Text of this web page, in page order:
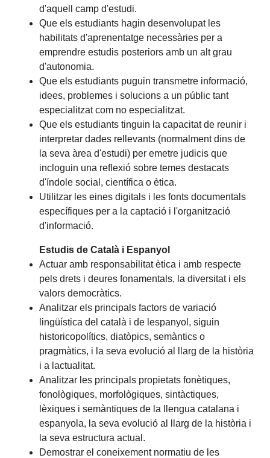
d'aquell camp d'estudi.
Que els estudiants hagin desenvolupat les
habilitats d'aprenentatge necessàries per a
emprendre estudis posteriors amb un alt grau
d'autonomia.
Que els estudiants puguin transmetre informació,
idees, problemes i solucions a un públic tant
especialitzat com no especialitzat.
Que els estudiants tinguin la capacitat de reunir i
interpretar dades rellevants (normalment dins de
la seva àrea d'estudi) per emetre judicis que
incloguin una reflexió sobre temes destacats
d'índole social, científica o ètica.
Utilitzar les eines digitals i les fonts documentals
específiques per a la captació i l'organització
d'informació.
Estudis de Català i Espanyol
Actuar amb responsabilitat ètica i amb respecte
pels drets i deures fonamentals, la diversitat i els
valors democràtics.
Analitzar els principals factors de variació
lingüística del català i de lespanyol, siguin
historicopolítics, diatòpics, semàntics o
pragmàtics, i la seva evolució al llarg de la història
i a lactualitat.
Analitzar les principals propietats fonètiques,
fonològiques, morfològiques, sintàctiques,
lèxiques i semàntiques de la llengua catalana i
espanyola, la seva evolució al llarg de la història i
la seva estructura actual.
Demostrar el coneixement normatiu de les